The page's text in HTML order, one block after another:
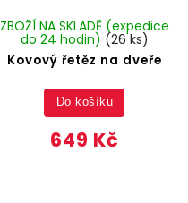
Kovový řetěz na dveře
ZBOŽÍ NA SKLADĚ (expedice
do 24 hodin) (26 ks)
649 Kč
Do košíku